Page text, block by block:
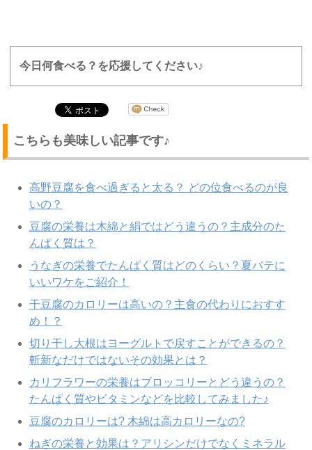
今日何食べる？を応援してください♪
こちらも美味しい記事です♪
高野豆腐を食べ過ぎると太る？ どの位食べるのが良
いの？
豆腐の栄養は木綿と絹ではどう違うの？主成分のた
んぱく質は？
うなぎの栄養でたんぱく質はどのくらい？夏バテに
いいワケをご紹介！
干豆腐のカロリーは高いの？主食の代わりにおすす
め！？
切り干し大根はヨーグルトで戻すことができるの？
斬新なだけではないその効果とは？
カリフラワーの栄養はブロッコリーとどう違うの？
たんぱく質やビタミンなどを比較してみました♪
豆腐のカロリーは? 木綿は高カロリーなの?
ねぎの栄養と効果は？アリシンだけでなくミネラル